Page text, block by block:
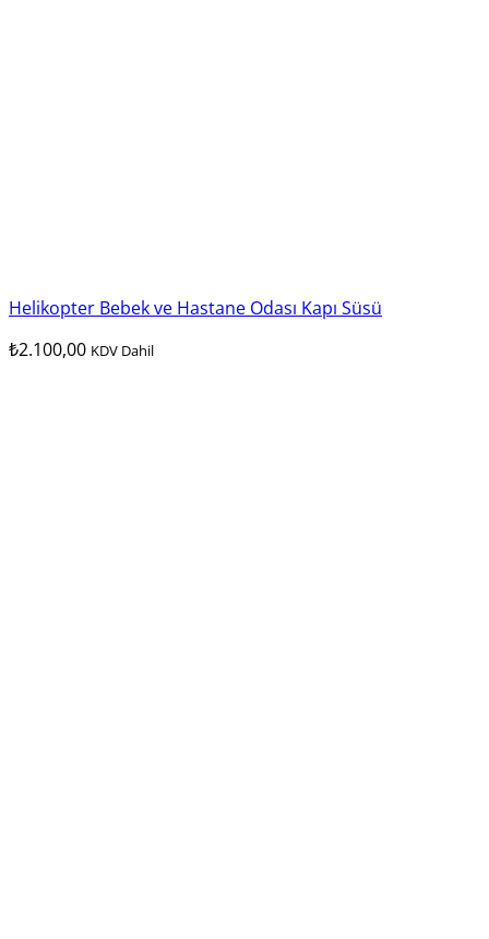
Helikopter Bebek ve Hastane Odası Kapı Süsü
₺2.100,00 KDV Dahil